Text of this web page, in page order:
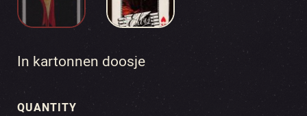
In kartonnen doosje
QUANTITY